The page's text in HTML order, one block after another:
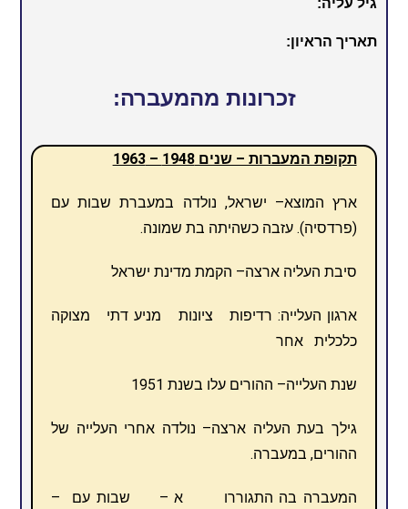
תאריך הראיון:
זכרונות מהמעברה:
תקופת המעברות – שנים 1948 – 1963
ארץ המוצא– ישראל, נולדה במעברת שבות עם
(פרדסיה). עזבה כשהיתה בת שמונה.
סיבת העליה ארצה– הקמת מדינת ישראל
ארגון העלייה: רדיפות ציונות מניע דתי מצוקה
כלכלית אחר
שנת העלייה– ההורים עלו בשנת 1951
גילך בעת העליה ארצה– נולדה אחרי העלייה של
ההורים, במעברה.
המעברה בה התגוררו א – שבות עם –